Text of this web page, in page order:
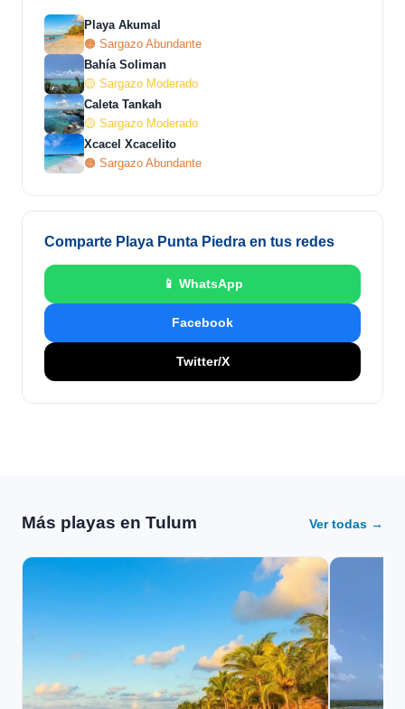
Playa Akumal
🟠 Sargazo Abundante
Bahía Soliman
🟡 Sargazo Moderado
Caleta Tankah
🟡 Sargazo Moderado
Xcacel Xcacelito
🟠 Sargazo Abundante
Comparte Playa Punta Piedra en tus redes
📱 WhatsApp
Facebook
Twitter/X
Más playas en Tulum Ver todas →